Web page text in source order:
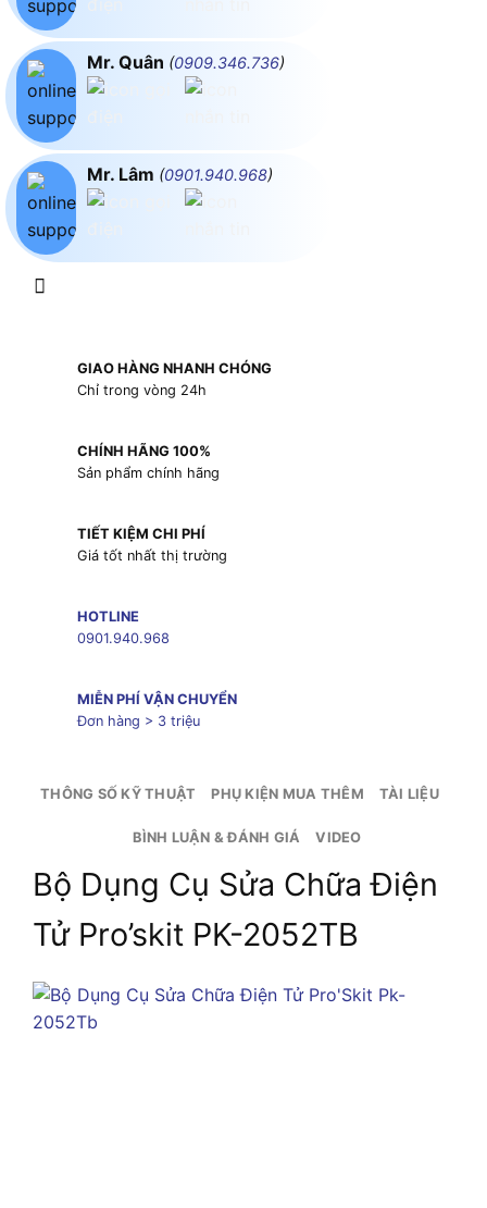
Mr. Quân (0909.346.736)
Mr. Lâm (0901.940.968)
GIAO HÀNG NHANH CHÓNG
Chỉ trong vòng 24h
CHÍNH HÃNG 100%
Sản phẩm chính hãng
TIẾT KIỆM CHI PHÍ
Giá tốt nhất thị trường
HOTLINE
0901.940.968
MIỄN PHÍ VẬN CHUYỂN
Đơn hàng > 3 triệu
THÔNG SỐ KỸ THUẬT PHỤ KIỆN MUA THÊM TÀI LIỆU
BÌNH LUẬN & ĐÁNH GIÁ VIDEO
Bộ Dụng Cụ Sửa Chữa Điện
Tử Pro’skit PK-2052TB